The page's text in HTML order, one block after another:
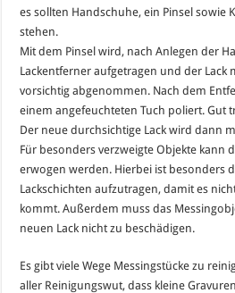
es sollten Handschuhe, ein Pinsel sowie
stehen.
Mit dem Pinsel wird, nach Anlegen der
Lackentferner aufgetragen und der Lack
vorsichtig abgenommen. Nach dem
einem angefeuchteten Tuch poliert. Gut
Der neue durchsichtige Lack wird dann
Für besonders verzweigte Objekte kann
erwogen werden. Hierbei ist besonders
Lackschichten aufzutragen, damit es
kommt. Außerdem muss das
neuen Lack nicht zu beschädigen.
Es gibt viele Wege Messingstücke zu
aller Reinigungswut, dass kleine